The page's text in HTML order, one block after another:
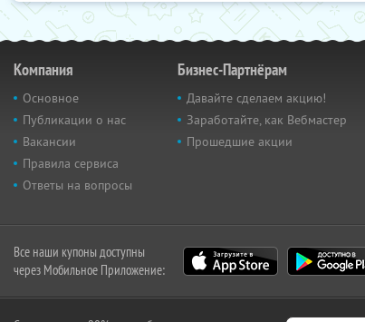
Компания
Основное
Публикации о нас
Вакансии
Правила сервиса
Ответы на вопросы
Бизнес-Партнёрам
Давайте сделаем акцию!
Заработайте, как Вебмастер
Прошедшие акции
Все наши купоны доступны
через Мобильное Приложение: